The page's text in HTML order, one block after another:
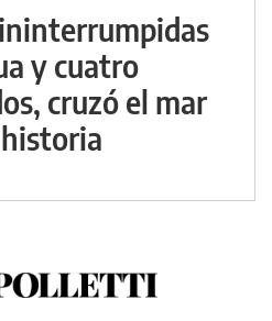
y cuatro
cruzó el mar